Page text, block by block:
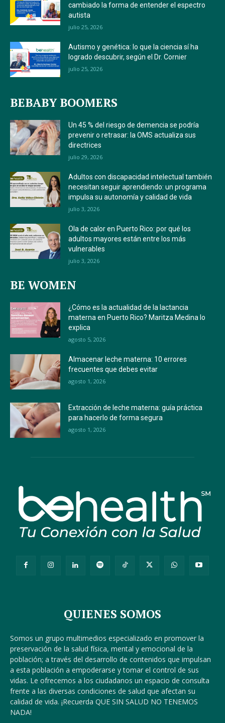
cambiado la forma de entender el espectro
autista
julio 25, 2026
Autismo y genética: lo que la ciencia sí ha
logrado descubrir, según el Dr. Cornier
julio 25, 2026
BEBABY BOOMERS
Un 45 % del riesgo de demencia se podría
prevenir o retrasar: la OMS actualiza sus
directrices
julio 29, 2026
Adultos con discapacidad intelectual también
necesitan seguir aprendiendo: un programa
impulsa su autonomía y calidad de vida
julio 3, 2026
Ola de calor en Puerto Rico: por qué los
adultos mayores están entre los más
vulnerables
julio 3, 2026
BE WOMEN
¿Cómo es la actualidad de la lactancia
materna en Puerto Rico? Maritza Medina lo
explica
agosto 5, 2026
Almacenar leche materna: 10 errores
frecuentes que debes evitar
agosto 1, 2026
Extracción de leche materna: guía práctica
para hacerlo de forma segura
agosto 1, 2026
QUIENES SOMOS
Somos un grupo multimedios especializado en promover la
preservación de la salud física, mental y emocional de la
población; a través del desarrollo de contenidos que impulsan
a esta población a empoderarse y tomar el control de sus
vidas. Le ofrecemos a los ciudadanos un espacio de consulta
frente a las diversas condiciones de salud que afectan su
calidad de vida. ¡Recuerda QUE SIN SALUD NO TENEMOS
NADA!